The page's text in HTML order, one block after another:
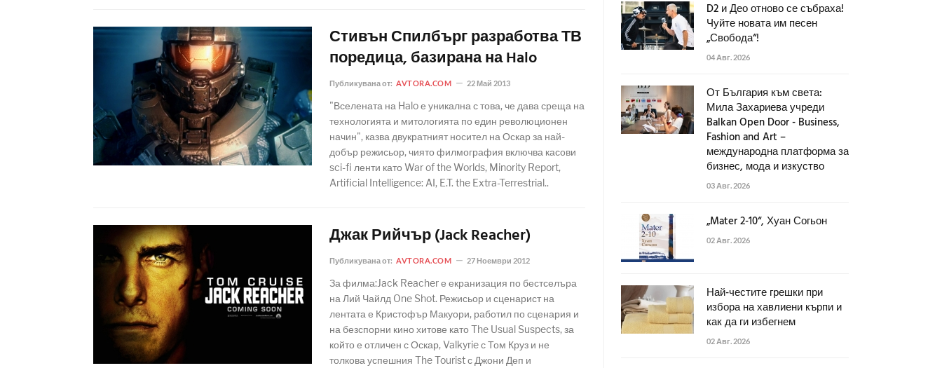
Стивън Спилбърг разработва ТВ
поредица, базирана на Halo
Публикувана от: AVTORA.COM 22 Май 2013
"Вселената на Halo е уникална с това, че дава среща на
технологията и митологията по един революционен
начин", казва двукратният носител на Оскар за най-
добър режисьор, чиято филмография включва касови
sci-fi ленти като War of the Worlds, Minority Report,
Artificial Intelligence: AI, E.T. the Extra-Terrestrial..
Джак Рийчър (Jack Reacher)
Публикувана от: AVTORA.COM 27 Ноември 2012
За филма:Jack Reacher е екранизация по бестселъра
на Лий Чайлд One Shot. Режисьор и сценарист на
лентата е Кристофър Макуори, работил по сценария и
на безспорни кино хитове като The Usual Suspects, за
който е отличен с Оскар, Valkyrie с Том Круз и не
толкова успешния The Tourist с Джони Деп и
D2 и Део отново се събраха!
Чуйте новата им песен
„Свобода“!
04 Авг. 2026
От България към света:
Мила Захариева учреди
Balkan Open Door - Business,
Fashion and Art –
международна платформа за
бизнес, мода и изкуство
03 Авг. 2026
„Mater 2-10“, Хуан Согьон
02 Авг. 2026
Най-честите грешки при
избора на хавлиени кърпи и
как да ги избегнем
02 Авг. 2026